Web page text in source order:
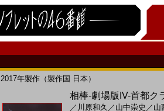
2017年製作（製作国 日本）
相棒-劇場版IV-首都
／ 川原和久 ／ 山中崇史 ／ 山